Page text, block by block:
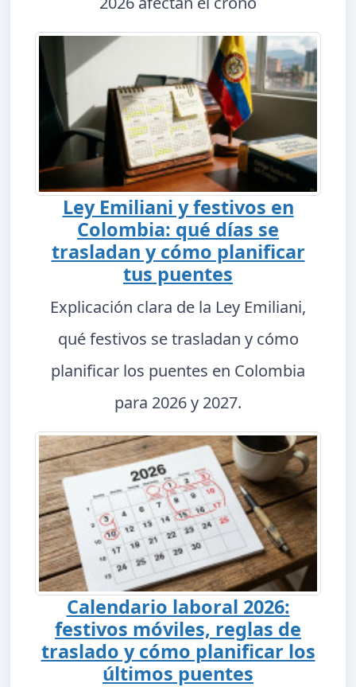
Ley Emiliani y festivos en
Colombia: qué días se
trasladan y cómo planificar
tus puentes
Explicación clara de la Ley Emiliani,
qué festivos se trasladan y cómo
planificar los puentes en Colombia
para 2026 y 2027.
Calendario laboral 2026:
festivos móviles, reglas de
traslado y cómo planificar los
últimos puentes